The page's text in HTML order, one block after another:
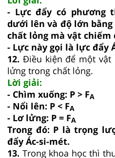
- Lực đẩy có phương
dưới lên và độ lớn
chất lỏng mà vật chiếm
- Lực này gọi là lực đẩy
12. Điều kiện để một vật
lửng trong chất lỏng.
Lời giải:
- Chìm xuống: P > FA
- Nổi lên: P < FA
- Lơ lửng: P = FA
Trong đó: P là trọng
đẩy Ác-si-mét.
13. Trong khoa học thì